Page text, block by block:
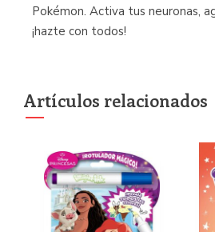
Pokémon. Activa tus neuronas,
¡hazte con todos!
Artículos relacionados